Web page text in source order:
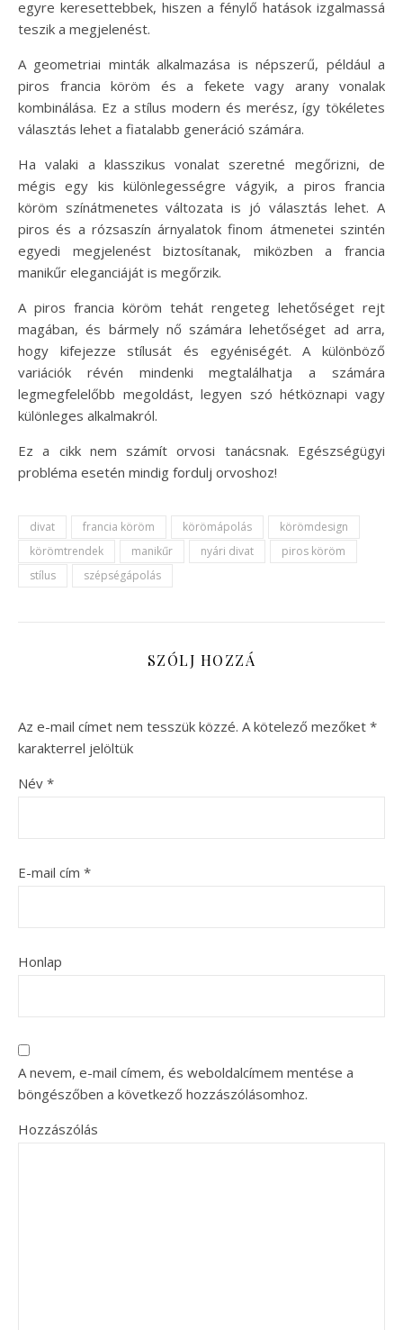
egyre keresettebbek, hiszen a fénylő hatások izgalmassá
teszik a megjelenést.
A geometriai minták alkalmazása is népszerű, például a
piros francia köröm és a fekete vagy arany vonalak
kombinálása. Ez a stílus modern és merész, így tökéletes
választás lehet a fiatalabb generáció számára.
Ha valaki a klasszikus vonalat szeretné megőrizni, de
mégis egy kis különlegességre vágyik, a piros francia
köröm színátmenetes változata is jó választás lehet. A
piros és a rózsaszín árnyalatok finom átmenetei szintén
egyedi megjelenést biztosítanak, miközben a francia
manikűr eleganciáját is megőrzik.
A piros francia köröm tehát rengeteg lehetőséget rejt
magában, és bármely nő számára lehetőséget ad arra,
hogy kifejezze stílusát és egyéniségét. A különböző
variációk révén mindenki megtalálhatja a számára
legmegfelelőbb megoldást, legyen szó hétköznapi vagy
különleges alkalmakról.
Ez a cikk nem számít orvosi tanácsnak. Egészségügyi
probléma esetén mindig fordulj orvoshoz!
divat francia köröm körömápolás
körömdesign
körömtrendek
manikűr nyári divat
piros köröm
stílus
szépségápolás
SZÓLJ HOZZÁ
Az e-mail címet nem tesszük közzé. A kötelező mezőket *
karakterrel jelöltük
Név *
E-mail cím *
Honlap
A nevem, e-mail címem, és weboldalcímem mentése a
böngészőben a következő hozzászólásomhoz.
Hozzászólás